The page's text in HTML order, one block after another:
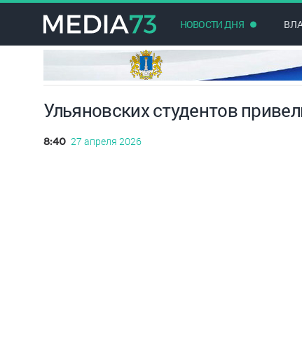
НОВОСТИ ДНЯ
Ульяновских студентов
8:40 27 апреля 2026